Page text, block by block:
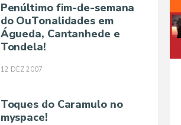
Penúltimo fim-de-semana
do OuTonalidades em
Águeda, Cantanhede e
Tondela!
12 DEZ 2007
Toques do Caramulo no
myspace!